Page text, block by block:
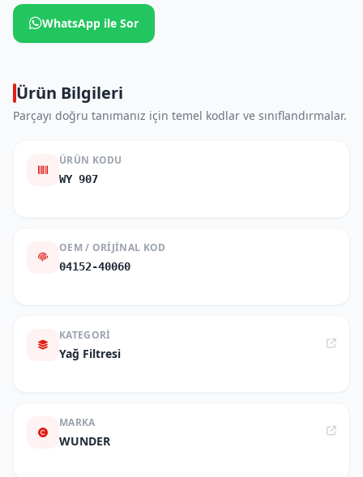
WhatsApp ile Sor
Ürün Bilgileri
Parçayı doğru tanımanız için temel kodlar ve sınıflandırmalar.
ÜRÜN KODU
WY 907
OEM / ORIJINAL KOD
04152-40060
KATEGORI
Yağ Filtresi
MARKA
WUNDER